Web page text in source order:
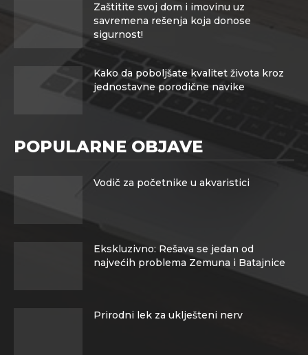
Zaštitite svoj dom i imovinu uz
savremena rešenja koja donose
sigurnost!
Kako da poboljšate kvalitet života kroz
jednostavne porodične navike
POPULARNE OBJAVE
Vodič za početnike u akvaristici
Ekskluzivno: Rešava se jedan od
najvećih problema Zemuna i Batajnice
Prirodni lek za uklješteni nerv